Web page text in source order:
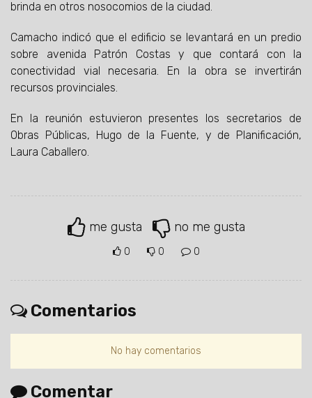
brinda en otros nosocomios de la ciudad.
Camacho indicó que el edificio se levantará en un predio
sobre avenida Patrón Costas y que contará con la
conectividad vial necesaria. En la obra se invertirán
recursos provinciales.
En la reunión estuvieron presentes los secretarios de
Obras Públicas, Hugo de la Fuente, y de Planificación,
Laura Caballero.
me gusta no me gusta
0 0 0
Comentarios
No hay comentarios
Comentar